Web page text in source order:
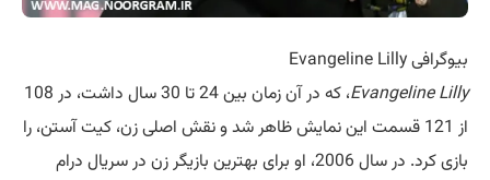
بیوگرافی Evangeline Lilly
Evangeline Lilly
، که در آن زمان بین 24 تا 30 سال داشت، در 108
از 121 قسمت این نمایش ظاهر شد و نقش اصلی زن، کیت آستن، را
بازی کرد. در سال 2006، او برای بهترین بازیگر زن در سریال درام